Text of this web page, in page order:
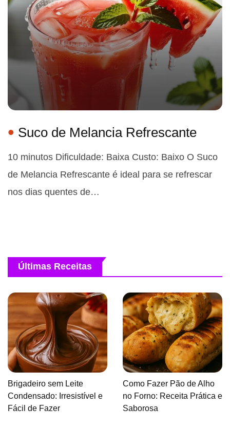
Suco de Melancia Refrescante
10 minutos Dificuldade: Baixa Custo: Baixo O Suco
de Melancia Refrescante é ideal para se refrescar
nos dias quentes de…
Últimas Receitas
Brigadeiro sem Leite
Condensado: Irresistível e
Fácil de Fazer
Como Fazer Pão de Alho
no Forno: Receita Prática e
Saborosa